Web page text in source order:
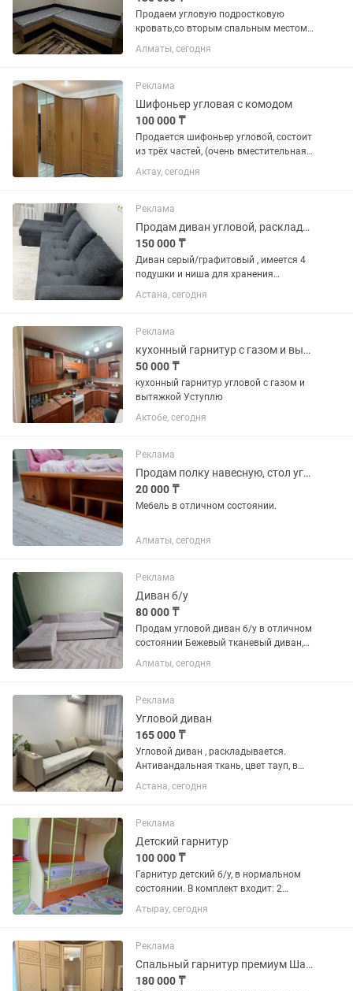
Продаем угловую подростковую
кровать,со вторым спальным местом .
В хорошем состоянии. Длина первой
1’87,ширина 82. Второй 1’87 ширина 82
Алматы, сегодня
Реклама
Шифоньер угловая с комодом
100 000 ₸
Продается шифоньер угловой, состоит
из трёх частей, (очень вместительная)
с комодом. Цвет светлый орех
,Производство Россия (Дятьково) в
выс - 226. шир - 62,5 цена...
Актау, сегодня
Реклама
Продам диван угловой, раскладывается .
150 000 ₸
Диван серый/графитовый , имеется 4
подушки и ниша для хранения
сезонных вещей. Все целое без
поломок и порезов. Раскладывается
приезжает, выручит всегда.
Астана, сегодня
Реклама
кухонный гарнитур с газом и вытяжкой
50 000 ₸
кухонный гарнитур угловой с газом и
вытяжкой Уступлю
Актобе, сегодня
Реклама
Продам полку навесную, стол угловой с тумбочкой
20 000 ₸
Мебель в отличном состоянии.
Алматы, сегодня
Реклама
Диван б/у
80 000 ₸
Продам угловой диван б/у в отличном
состоянии Бежевый тканевый диван,
раскладной. Аккуратный,сиденья не
просевшие. Подойдет и для гостиной, и
Алматы, сегодня
Реклама
Угловой диван
165 000 ₸
Угловой диван , раскладывается.
Антивандальная ткань, цвет тауп, в
идеальном состоянии.
Астана, сегодня
Реклама
Детский гарнитур
100 000 ₸
Гарнитур детский б/у, в нормальном
состоянии. В комплект входит: 2
шифоньера отдельные, комод, угловая
полка, двухъярусная кровать, шкаф
колёсах под столом. Мебель...
Атырау, сегодня
Реклама
Спальный гарнитур премиум Шатура Кровать, угловой шкаф ,тумбатуалетный стол
180 000 ₸